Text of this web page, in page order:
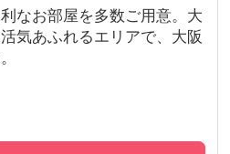
なお部屋を多数ご用意。大
気あふれるエリアで、大阪